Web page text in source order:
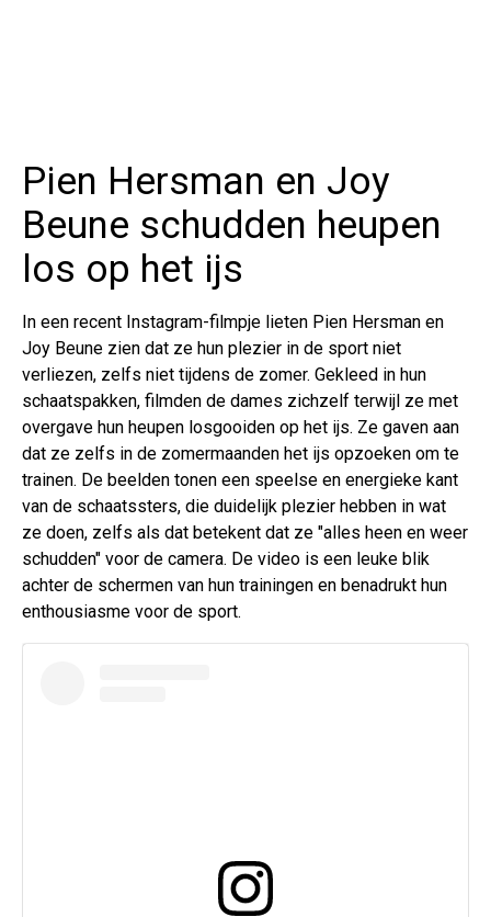
Pien Hersman en Joy
Beune schudden heupen
los op het ijs
In een recent Instagram-filmpje lieten Pien Hersman en
Joy Beune zien dat ze hun plezier in de sport niet
verliezen, zelfs niet tijdens de zomer. Gekleed in hun
schaatspakken, filmden de dames zichzelf terwijl ze met
overgave hun heupen losgooiden op het ijs. Ze gaven aan
dat ze zelfs in de zomermaanden het ijs opzoeken om te
trainen. De beelden tonen een speelse en energieke kant
van de schaatssters, die duidelijk plezier hebben in wat
ze doen, zelfs als dat betekent dat ze "alles heen en weer
schudden" voor de camera. De video is een leuke blik
achter de schermen van hun trainingen en benadrukt hun
enthousiasme voor de sport.